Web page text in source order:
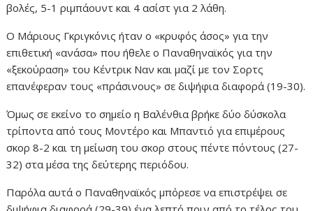
βολές, 5-1 ριμπάουντ και 4 ασίστ για 2 λάθη.
Ο Μάριους Γκριγκόνις ήταν ο «κρυφός άσος» για την
επιθετική «ανάσα» που ήθελε ο Παναθηναϊκός για την
«ξεκούραση» του Κέντρικ Ναν και μαζί με τον Σορτς
επανέφεραν τους «πράσινους» σε διψήφια διαφορά (19-30).
Όμως σε εκείνο το σημείο η Βαλένθια βρήκε δύο δύσκολα
τρίποντα από τους Μοντέρο και Μπαντιό για επιμέρους
σκορ 8-2 και τη μείωση του σκορ στους πέντε πόντους (27-
32) στα μέσα της δεύτερης περιόδου.
Παρόλα αυτά ο Παναθηναϊκός μπόρεσε να επιστρέψει σε